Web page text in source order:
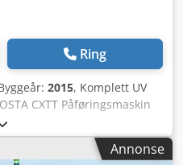
Ring
2015, Komplett UV
CXTT Påføringsmaskin
Konveksjonstørker Dry
med 1 strålekilde
med 2 strålekilderAnnonse